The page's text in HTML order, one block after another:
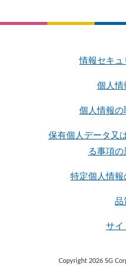
情報セキュ
個人情
個人情報の
保有個人データ又
る事項の
特定個人情報
品
サイ
Copyright 2026 SG